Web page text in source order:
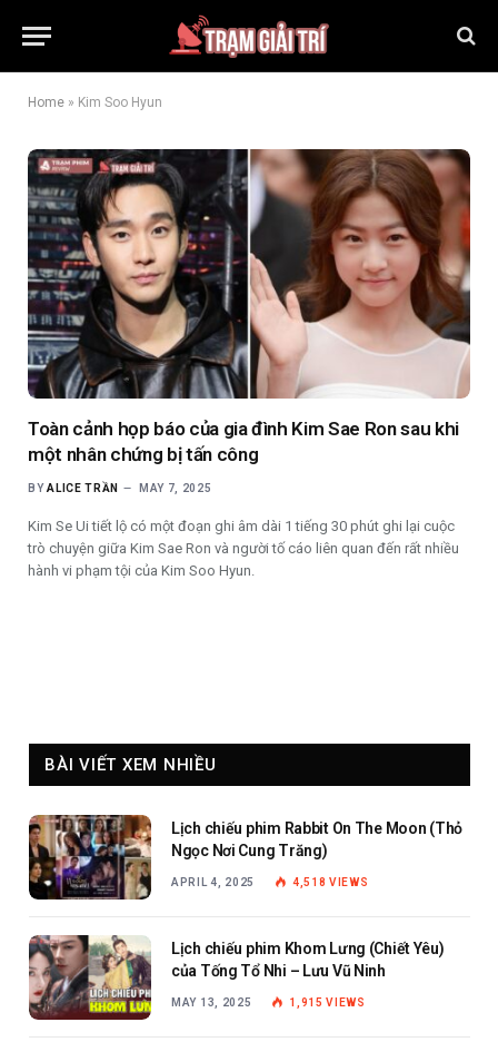
Home » Kim Soo Hyun
Toàn cảnh họp báo của gia đình Kim Sae Ron sau khi
một nhân chứng bị tấn công
BY ALICE TRẦN MAY 7, 2025
Kim Se Ui tiết lộ có một đoạn ghi âm dài 1 tiếng 30 phút ghi lại cuộc
trò chuyện giữa Kim Sae Ron và người tố cáo liên quan đến rất nhiều
hành vi phạm tội của Kim Soo Hyun.
BÀI VIẾT XEM NHIỀU
Lịch chiếu phim Rabbit On The Moon (Thỏ
Ngọc Nơi Cung Trăng)
APRIL 4, 2025 4,518VIEWS
Lịch chiếu phim Khom Lưng (Chiết Yêu)
của Tống Tổ Nhi – Lưu Vũ Ninh
MAY 13, 2025 1,915VIEWS